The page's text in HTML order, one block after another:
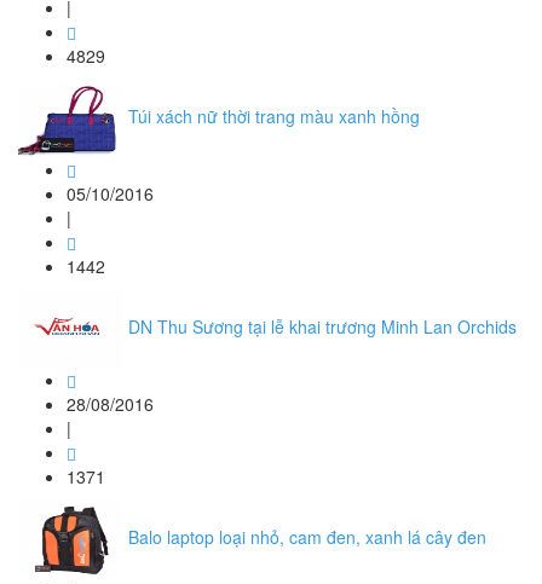
|
4829
Túi xách nữ thời trang màu xanh hồng
05/10/2016
|
1442
DN Thu Sương tại lễ khai trương Minh Lan Orchids
28/08/2016
|
1371
Balo laptop loại nhỏ, cam đen, xanh lá cây đen